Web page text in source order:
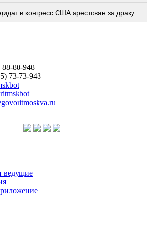
в конгресс США арестован за драку
88-88-948
73-73-948
ведущие